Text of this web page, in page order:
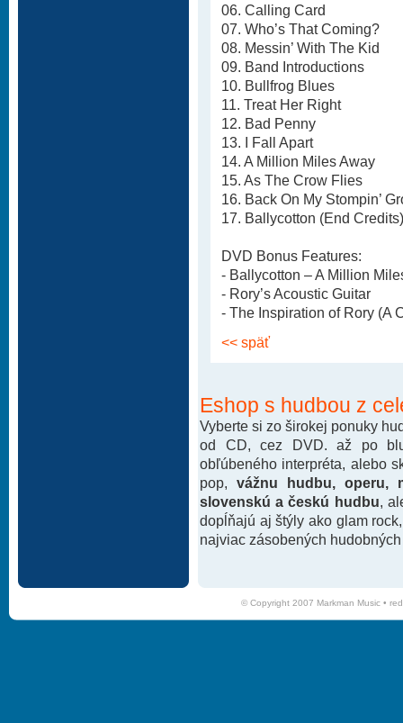
06. Calling Card
07. Who’s That Coming?
08. Messin’ With The Kid
09. Band Introductions
10. Bullfrog Blues
11. Treat Her Right
12. Bad Penny
13. I Fall Apart
14. A Million Miles Away
15. As The Crow Flies
16. Back On My Stompin’
17. Ballycotton (End Credits)
DVD Bonus Features:
- Ballycotton – A Million
- Rory’s Acoustic Guitar
- The Inspiration of Rory (A
<< späť
Eshop s hudbou z
Vyberte si zo širokej ponuky
od CD, cez DVD. až po
obľúbeného interpréta, alebo
pop, vážnu hudbu, operu,
slovenskú a českú hudbu ,
dopĺňajú aj štýly ako glam
najviac zásobených
© Copyright 2007 Markman Music •